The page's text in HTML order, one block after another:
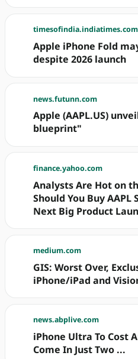
timesofindia.indiatimes.com
Apple iPhone Fold
despite 2026 launch
news.futunn.com
Apple (AAPL.US)
blueprint"
finance.yahoo.com
Analysts Are Hot on
Should You Buy
Next Big Product
medium.com
GIS: Worst Over,
iPhone/iPad and
news.abplive.com
iPhone Ultra To Cost
Come In Just Two ...